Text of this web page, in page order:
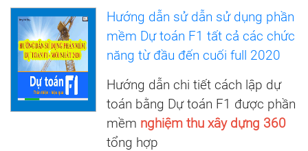
Hướng dẫn sử dẫn sử dụng phần
mềm Dự toán F1 tất cả các chức
năng từ đầu đến cuối full 2020
Hướng dẫn chi tiết cách lập dự
toán bằng Dự toán F1 được phần
mềm nghiệm thu xây dựng 360
tổng hợp